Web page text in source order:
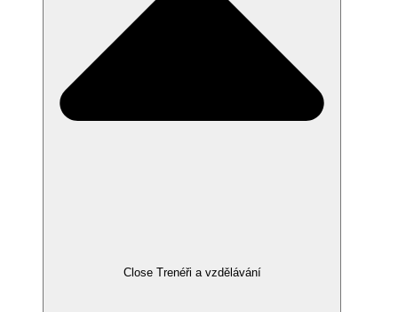
Close Trenéři a vzdělávání